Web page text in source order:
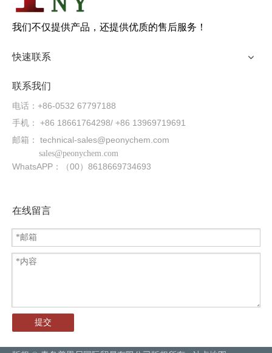
我们不仅提供产品，还提供优质的售后服务！
快速联系
联系我们
电话：+86-0532 67797188
手机： +86 18661764298/ +86 13969719691
邮箱： technical-sales@peonychem.com
sales@peonychem.com
WhatsAPP：（00）8618669734693
在线留言
提交